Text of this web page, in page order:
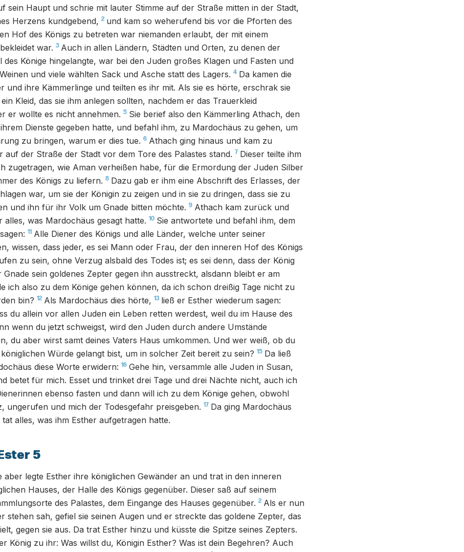
sein Haupt und schrie mit lauter Stimme auf der Straße mitten in der Stadt,
Herzens kundgebend, 2 und kam so weherufend bis vor die Pforten des
Hof des Königs zu betreten war niemanden erlaubt, der mit einem
war. 3 Auch in allen Ländern, Städten und Orten, zu denen der
des Könige hingelangte, war bei den Juden großes Klagen und Fasten und
und viele wählten Sack und Asche statt des Lagers. 4 Da kamen die
und ihre Kämmerlinge und teilten es ihr mit. Als sie es hörte, erschrak sie
Kleid, das sie ihm anlegen sollten, nachdem er das Trauerkleid
er wollte es nicht annehmen. 5 Sie berief also den Kämmerling Athach, den
Dienste gegeben hatte, und befahl ihm, zu Mardochäus zu gehen, um
zu bringen, warum er dies tue. 6 Athach ging hinaus und kam zu
auf der Straße der Stadt vor dem Tore des Palastes stand. 7 Dieser teilte ihm
zugetragen, wie Aman verheißen habe, für die Ermordung der Juden Silber
des Königs zu liefern. 8 Dazu gab er ihm eine Abschrift des Erlasses, der
war, um sie der Königin zu zeigen und in sie zu dringen, dass sie zu
und ihn für ihr Volk um Gnade bitten möchte. 9 Athach kam zurück und
alles, was Mardochäus gesagt hatte. 10 Sie antwortete und befahl ihm, dem
11 Alle Diener des Königs und alle Länder, welche unter seiner
wissen, dass jeder, es sei Mann oder Frau, der den inneren Hof des Königs
zu sein, ohne Verzug alsbald des Todes ist; es sei denn, dass der König
Gnade sein goldenes Zepter gegen ihn ausstreckt, alsdann bleibt er am
ich also zu dem Könige gehen können, da ich schon dreißig Tage nicht zu
bin? 12 Als Mardochäus dies hörte, 13 ließ er Esther wiederum sagen:
du allein vor allen Juden ein Leben retten werdest, weil du im Hause des
wenn du jetzt schweigst, wird den Juden durch andere Umstände
du aber wirst samt deines Vaters Haus umkommen. Und wer weiß, ob du
Würde gelangt bist, um in solcher Zeit bereit zu sein? 15 Da ließ
diese Worte erwidern: 16 Gehe hin, versammle alle Juden in Susan,
betet für mich. Esset und trinket drei Tage und drei Nächte nicht, auch ich
ebenso fasten und dann will ich zu dem Könige gehen, obwohl
ungerufen und mich der Todesgefahr preisgeben. 17 Da ging Mardochäus
alles, was ihm Esther aufgetragen hatte.
5
aber legte Esther ihre königlichen Gewänder an und trat in den inneren
Hauses, der Halle des Königs gegenüber. Dieser saß auf seinem
des Palastes, dem Eingange des Hauses gegenüber. 2 Als er nun
stehen sah, gefiel sie seinen Augen und er streckte das goldene Zepter, das
gegen sie aus. Da trat Esther hinzu und küsste die Spitze seines Zepters.
König zu ihr: Was willst du, Königin Esther? Was ist dein Begehren? Auch